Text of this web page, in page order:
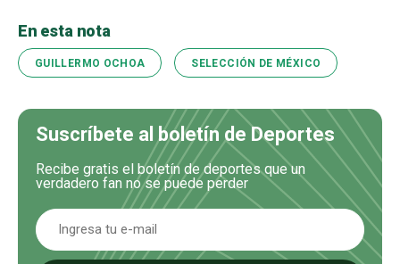
En esta nota
GUILLERMO OCHOA SELECCIÓN DE MÉXICO
Suscríbete al boletín de Deportes
Recibe gratis el boletín de deportes que un
verdadero fan no se puede perder